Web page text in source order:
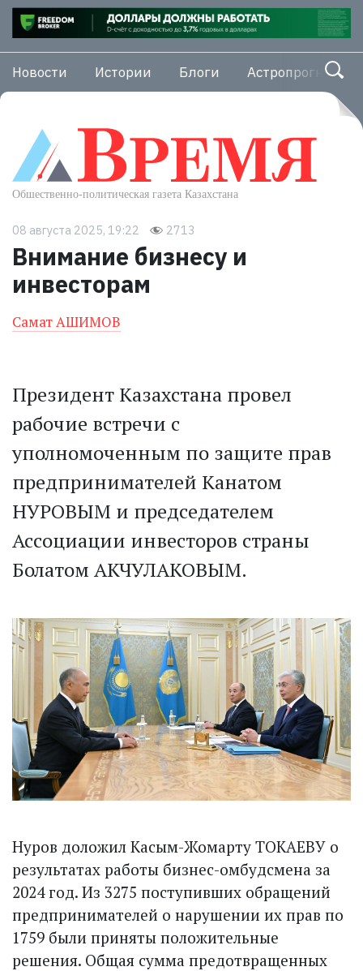
Новости Истории Блоги Астропрогноз
08 августа 2025, 19:22 2713
Внимание бизнесу и
инвесторам
Самат АШИМОВ
Президент Казахстана провел
рабочие встречи с
уполномоченным по защите прав
предпринимателей Канатом
НУРОВЫМ и председателем
Ассоциации инвесторов страны
Болатом АКЧУЛАКОВЫМ.
Нуров доложил Касым-Жомарту ТОКАЕВУ о
результатах работы бизнес-омбудсмена за
2024 год. Из 3275 поступивших обращений
предпринимателей о нарушении их прав по
1759 были приняты положительные
решения. Общая сумма предотвращенных